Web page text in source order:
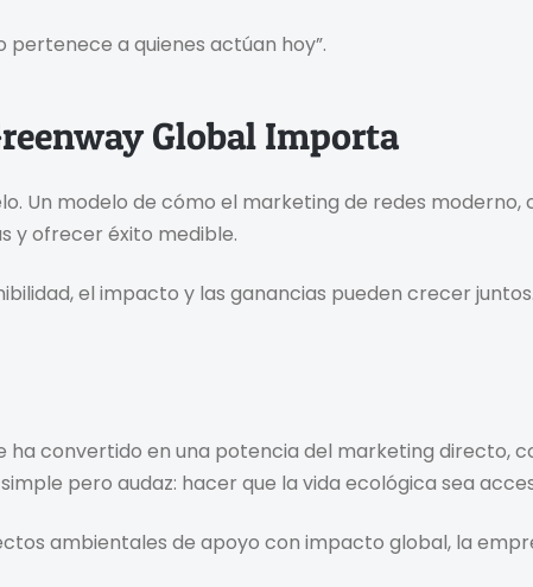
pertenece a quienes actúan hoy”.
Global Importa
Un modelo de cómo el marketing de redes
y ofrecer éxito medible.
el impacto y las ganancias pueden crecer juntos.
ha convertido en una potencia del marketing directo,
pero audaz: hacer que la vida ecológica sea
ambientales de apoyo con impacto global, la